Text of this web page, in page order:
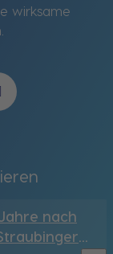
wirksame
nach